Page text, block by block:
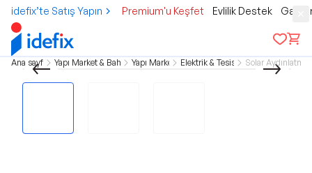
idefix’te Satış Yapın Premium'u Keşfet Evlilik Destek
Ana sayfa Yapı Market & Bahçe Yapı Market Elektrik & Tesisat Solar Aydınlatma